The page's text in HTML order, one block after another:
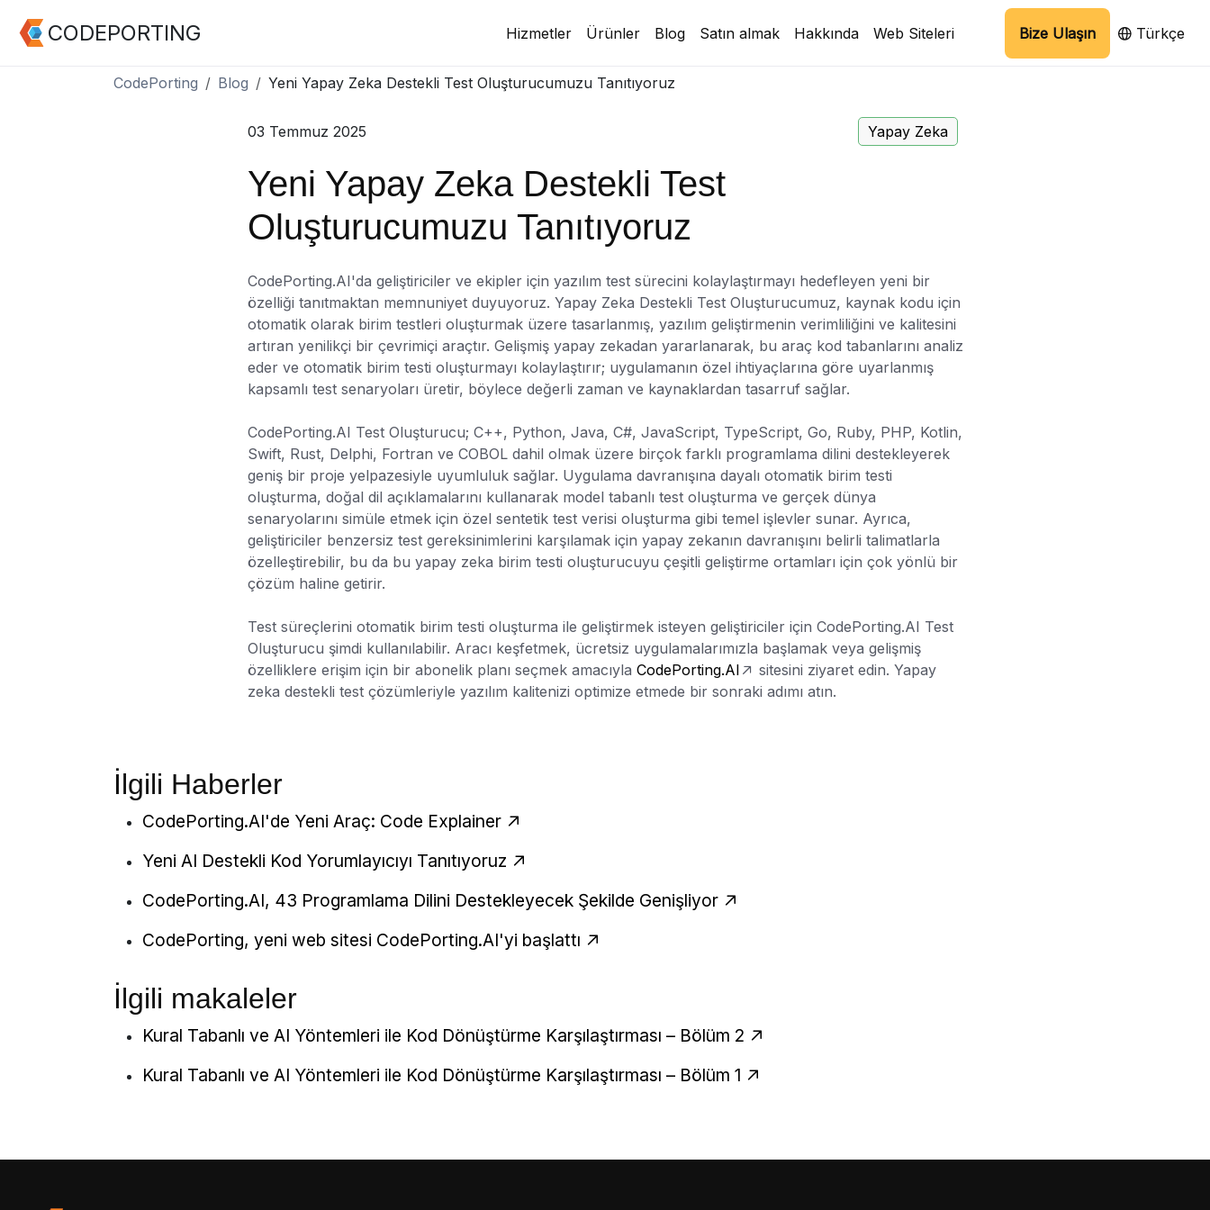
CODEPORTING Hizmetler Ürünler Blog Satın almak Hakkında Web Siteleri Bize Ulaşın Türkçe
CodePorting Blog Yeni Yapay Zeka Destekli Test Oluşturucumuzu Tanıtıyoruz
03 Temmuz 2025 Yapay Zeka
Yeni Yapay Zeka Destekli Test
Oluşturucumuzu Tanıtıyoruz
CodePorting.AI'da geliştiriciler ve ekipler için yazılım test sürecini kolaylaştırmayı hedefleyen yeni bir
özelliği tanıtmaktan memnuniyet duyuyoruz. Yapay Zeka Destekli Test Oluşturucumuz, kaynak kodu için
otomatik olarak birim testleri oluşturmak üzere tasarlanmış, yazılım geliştirmenin verimliliğini ve kalitesini
artıran yenilikçi bir çevrimiçi araçtır. Gelişmiş yapay zekadan yararlanarak, bu araç kod tabanlarını analiz
eder ve otomatik birim testi oluşturmayı kolaylaştırır; uygulamanın özel ihtiyaçlarına göre uyarlanmış
kapsamlı test senaryoları üretir, böylece değerli zaman ve kaynaklardan tasarruf sağlar.
CodePorting.AI Test Oluşturucu; C++, Python, Java, C#, JavaScript, TypeScript, Go, Ruby, PHP, Kotlin,
Swift, Rust, Delphi, Fortran ve COBOL dahil olmak üzere birçok farklı programlama dilini destekleyerek
geniş bir proje yelpazesiyle uyumluluk sağlar. Uygulama davranışına dayalı otomatik birim testi
oluşturma, doğal dil açıklamalarını kullanarak model tabanlı test oluşturma ve gerçek dünya
senaryolarını simüle etmek için özel sentetik test verisi oluşturma gibi temel işlevler sunar. Ayrıca,
geliştiriciler benzersiz test gereksinimlerini karşılamak için yapay zekanın davranışını belirli talimatlarla
özelleştirebilir, bu da bu yapay zeka birim testi oluşturucuyu çeşitli geliştirme ortamları için çok yönlü bir
çözüm haline getirir.
Test süreçlerini otomatik birim testi oluşturma ile geliştirmek isteyen geliştiriciler için CodePorting.AI Test
Oluşturucu şimdi kullanılabilir. Aracı keşfetmek, ücretsiz uygulamalarımızla başlamak veya gelişmiş
özelliklere erişim için bir abonelik planı seçmek amacıyla CodePorting.AI
sitesini ziyaret edin. Yapay
zeka destekli test çözümleriyle yazılım kalitenizi optimize etmede bir sonraki adımı atın.
İlgili Haberler
CodePorting.AI'de Yeni Araç: Code Explainer
Yeni AI Destekli Kod Yorumlayıcıyı Tanıtıyoruz
CodePorting.AI, 43 Programlama Dilini Destekleyecek Şekilde Genişliyor
CodePorting, yeni web sitesi CodePorting.AI'yi başlattı
İlgili makaleler
Kural Tabanlı ve AI Yöntemleri ile Kod Dönüştürme Karşılaştırması – Bölüm 2
Kural Tabanlı ve AI Yöntemleri ile Kod Dönüştürme Karşılaştırması – Bölüm 1